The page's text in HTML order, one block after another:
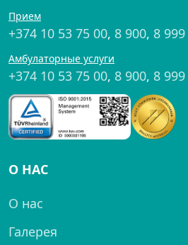
Прием
+374 10 53 75 00, 8 900, 8 999
Амбулаторные услуги
+374 10 53 75 00, 8 900, 8 999
О НАС
О нас
Галерея